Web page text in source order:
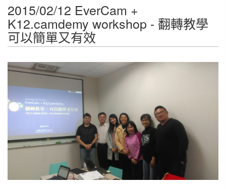
2015/02/12 EverCam +
K12.camdemy workshop - 翻轉教學
可以簡單又有效